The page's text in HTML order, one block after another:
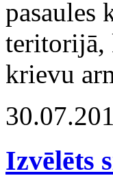
pasaules
teritorijā,
krievu
Izvēlēts